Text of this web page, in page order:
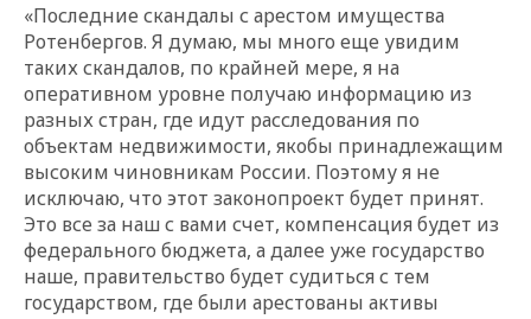
«Последние скандалы с арестом имущества
Ротенбергов. Я думаю, мы много еще увидим
таких скандалов, по крайней мере, я на
оперативном уровне получаю информацию из
разных стран, где идут расследования по
объектам недвижимости, якобы принадлежащим
высоким чиновникам России. Поэтому я не
исключаю, что этот законопроект будет принят.
Это все за наш с вами счет, компенсация будет из
федерального бюджета, а далее уже государство
наше, правительство будет судиться с тем
государством, где были арестованы активы